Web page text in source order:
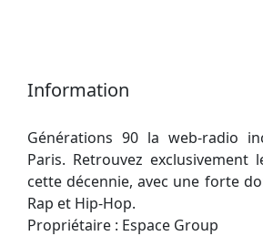
Information
Générations 90 la web-radio
Paris. Retrouvez exclusivement
cette décennie, avec une forte
Rap et Hip-Hop.
Propriétaire : Espace Group